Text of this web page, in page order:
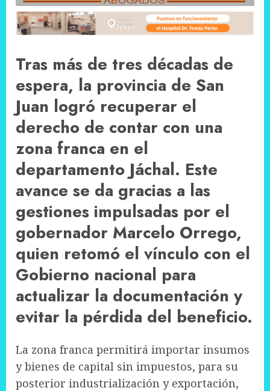
Tras más de tres décadas de
espera, la provincia de San
Juan logró recuperar el
derecho de contar con una
zona franca en el
departamento Jáchal. Este
avance se da gracias a las
gestiones impulsadas por el
gobernador Marcelo Orrego,
quien retomó el vínculo con el
Gobierno nacional para
actualizar la documentación y
evitar la pérdida del beneficio.
La zona franca permitirá importar insumos
y bienes de capital sin impuestos, para su
posterior industrialización y exportación,